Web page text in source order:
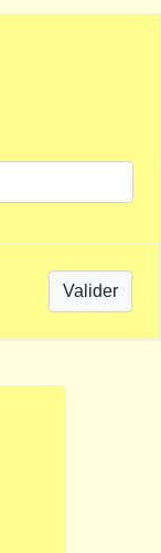
Valider